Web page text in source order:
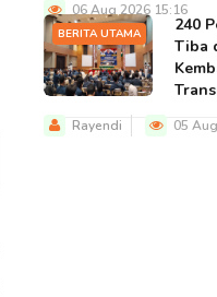
06 Aug 2026 15:16
BERITA UTAMA
240
Tiba
Rayendi 05